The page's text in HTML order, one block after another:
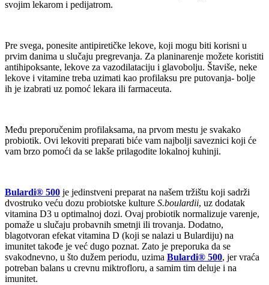
svojim lekarom i pedijatrom.
Pre svega, ponesite antipiretičke lekove, koji mogu biti korisni u
prvim danima u slučaju pregrevanja. Za planinarenje možete koristiti
antihipoksante, lekove za vazodilataciju i glavobolju. Štaviše, neke
lekove i vitamine treba uzimati kao profilaksu pre putovanja- bolje
ih je izabrati uz pomoć lekara ili farmaceuta.
Među preporučenim profilaksama, na prvom mestu je svakako
probiotik. Ovi lekoviti preparati biće vam najbolji saveznici koji će
vam brzo pomoći da se lakše prilagodite lokalnoj kuhinji.
Bulardi® 500 je jedinstveni preparat na našem tržištu koji sadrži
dvostruko veću dozu probiotske kulture S.boulardii, uz dodatak
vitamina D3 u optimalnoj dozi. Ovaj probiotik normalizuje varenje,
pomaže u slučaju probavnih smetnji ili trovanja. Dodatno,
blagotvoran efekat vitamina D (koji se nalazi u Bulardiju) na
imunitet takođe je već dugo poznat. Zato je preporuka da se
svakodnevno, u što dužem periodu, uzima Bulardi® 500, jer vraća
potreban balans u crevnu miktrofloru, a samim tim deluje i na
imunitet.